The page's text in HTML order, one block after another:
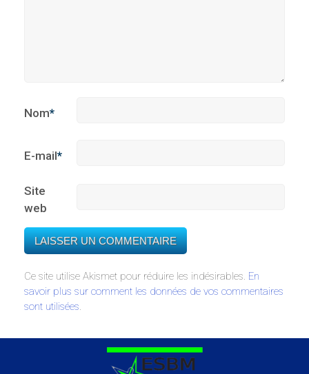
Nom*
E-mail*
Site
web
Ce site utilise Akismet pour réduire les indésirables. En
savoir plus sur comment les données de vos commentaires
sont utilisées.